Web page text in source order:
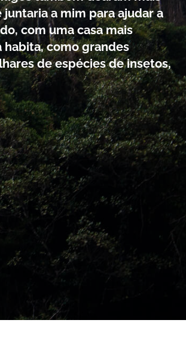
juntaria a mim para ajudar a
com uma casa mais
habita, como grandes
de espécies de insetos,